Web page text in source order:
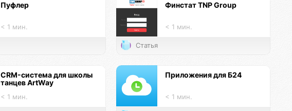
Пуфлер
< 1 мин.
Финстат TNP Group
< 1 мин.
Статья
CRM-система для школы
танцев ArtWay
< 1 мин.
Приложения для Б24
< 1 мин.